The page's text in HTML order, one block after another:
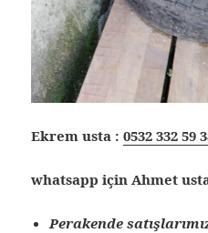
Ekrem usta :0532 332 59
whatsapp için Ahmet
Perakende